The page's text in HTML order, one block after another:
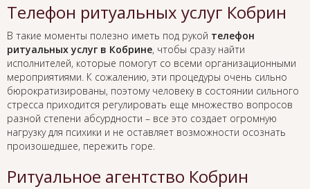
Телефон ритуальных услуг Кобрин
В такие моменты полезно иметь под рукой телефон
ритуальных услуг в Кобрине, чтобы сразу найти
исполнителей, которые помогут со всеми организационными
мероприятиями. К сожалению, эти процедуры очень сильно
бюрократизированы, поэтому человеку в состоянии сильного
стресса приходится регулировать еще множество вопросов
разной степени абсурдности – все это создает огромную
нагрузку для психики и не оставляет возможности осознать
произошедшее, пережить горе.
Ритуальное агентство Кобрин